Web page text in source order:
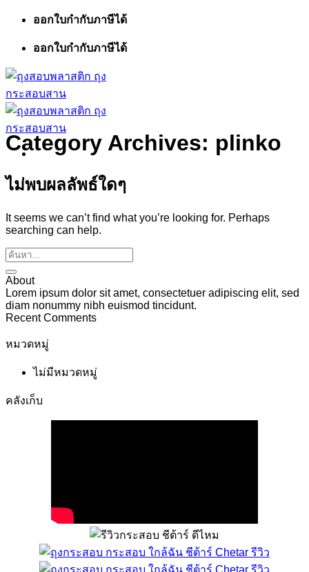
ข้าม
เนื้อหา
ออกใบกำกับภาษีได้
ออกใบกำกับภาษีได้
Category Archives: plinko
ไม่พบผลลัพธ์ใดๆ
It seems we can’t find what you’re looking for. Perhaps
searching can help.
About
Lorem ipsum dolor sit amet, consectetuer adipiscing elit, sed
diam nonummy nibh euismod tincidunt.
Recent Comments
หมวดหมู่
ไม่มีหมวดหมู่
คลังเก็บ